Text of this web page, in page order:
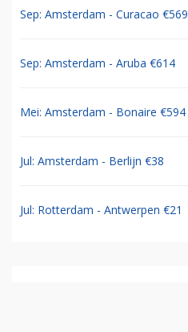
Sep: Amsterdam - Curacao €569
Sep: Amsterdam - Aruba €614
Mei: Amsterdam - Bonaire €594
Jul: Amsterdam - Berlijn €38
Jul: Rotterdam - Antwerpen €21